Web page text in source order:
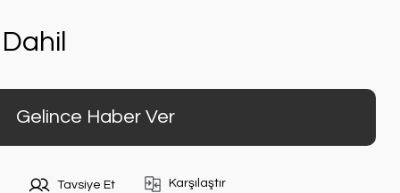
Gelince Haber Ver
Tavsiye Et Karşılaştır